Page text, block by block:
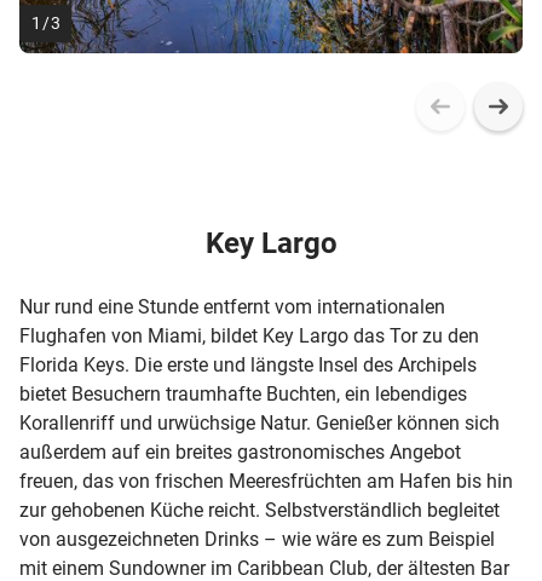
1 /3
Key Largo
Nur rund eine Stunde entfernt vom internationalen
Flughafen von Miami, bildet Key Largo das Tor zu den
Florida Keys. Die erste und längste Insel des Archipels
bietet Besuchern traumhafte Buchten, ein lebendiges
Korallenriff und urwüchsige Natur. Genießer können sich
außerdem auf ein breites gastronomisches Angebot
freuen, das von frischen Meeresfrüchten am Hafen bis hin
zur gehobenen Küche reicht. Selbstverständlich begleitet
von ausgezeichneten Drinks – wie wäre es zum Beispiel
mit einem Sundowner im Caribbean Club, der ältesten Bar